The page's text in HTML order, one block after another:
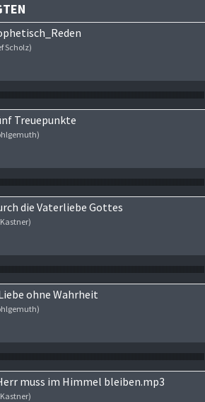
Scholz)
Treuepunkte
die Vaterliebe Gottes
ohne Wahrheit
muss im Himmel bleiben.mp3